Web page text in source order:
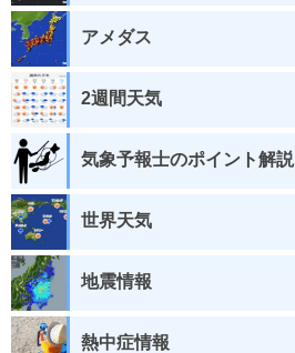
アメダス
2週間天気
気象予報士のポイント解説
世界天気
地震情報
熱中症情報